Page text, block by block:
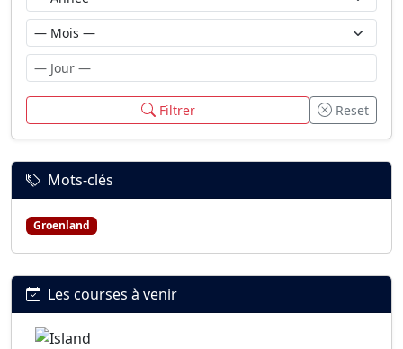
Filtrer Reset
Mots-clés
Groenland
Les courses à venir